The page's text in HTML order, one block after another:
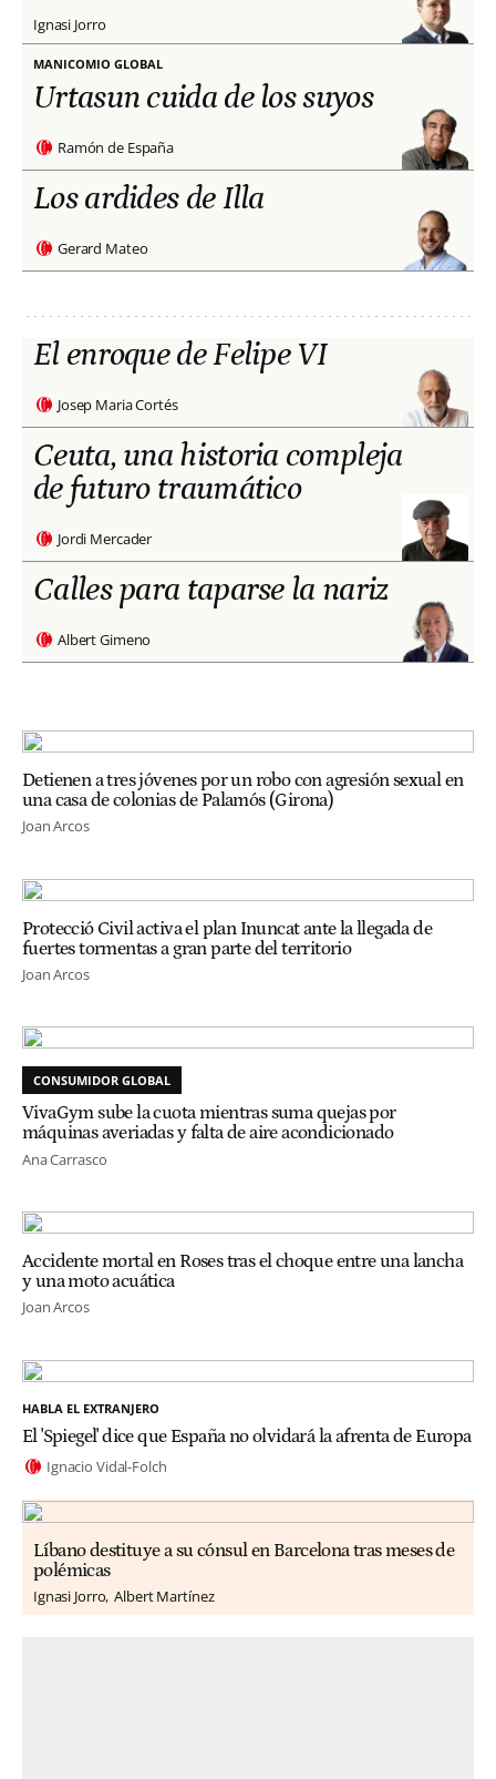
Ignasi Jorro
MANICOMIO GLOBAL
Urtasun cuida de los suyos
Ramón de España
Los ardides de Illa
Gerard Mateo
El enroque de Felipe VI
Josep Maria Cortés
Ceuta, una historia compleja
de futuro traumático
Jordi Mercader
Calles para taparse la nariz
Albert Gimeno
Detienen a tres jóvenes por un robo con agresión sexual en
una casa de colonias de Palamós (Girona)
Joan Arcos
Protecció Civil activa el plan Inuncat ante la llegada de
fuertes tormentas a gran parte del territorio
Joan Arcos
CONSUMIDOR GLOBAL
VivaGym sube la cuota mientras suma quejas por
máquinas averiadas y falta de aire acondicionado
Ana Carrasco
Accidente mortal en Roses tras el choque entre una lancha
y una moto acuática
Joan Arcos
HABLA EL EXTRANJERO
El 'Spiegel' dice que España no olvidará la afrenta de Europa
Ignacio Vidal-Folch
Líbano destituye a su cónsul en Barcelona tras meses de
polémicas
Ignasi Jorro Albert Martínez